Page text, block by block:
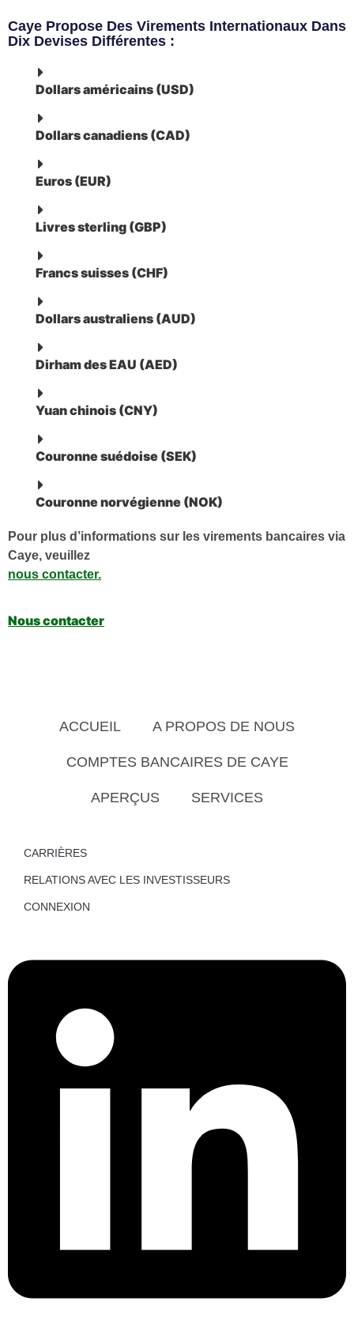
Caye Propose Des Virements Internationaux Dans
Dix Devises Différentes :
Dollars américains (USD)
Dollars canadiens (CAD)
Euros (EUR)
Livres sterling (GBP)
Francs suisses (CHF)
Dollars australiens (AUD)
Dirham des EAU (AED)
Yuan chinois (CNY)
Couronne suédoise (SEK)
Couronne norvégienne (NOK)
Pour plus d’informations sur les virements bancaires via
Caye, veuillez
nous contacter.
Nous contacter
ACCUEIL A PROPOS DE NOUS
COMPTES BANCAIRES DE CAYE
APERÇUS SERVICES
CARRIÈRES
RELATIONS AVEC LES INVESTISSEURS
CONNEXION